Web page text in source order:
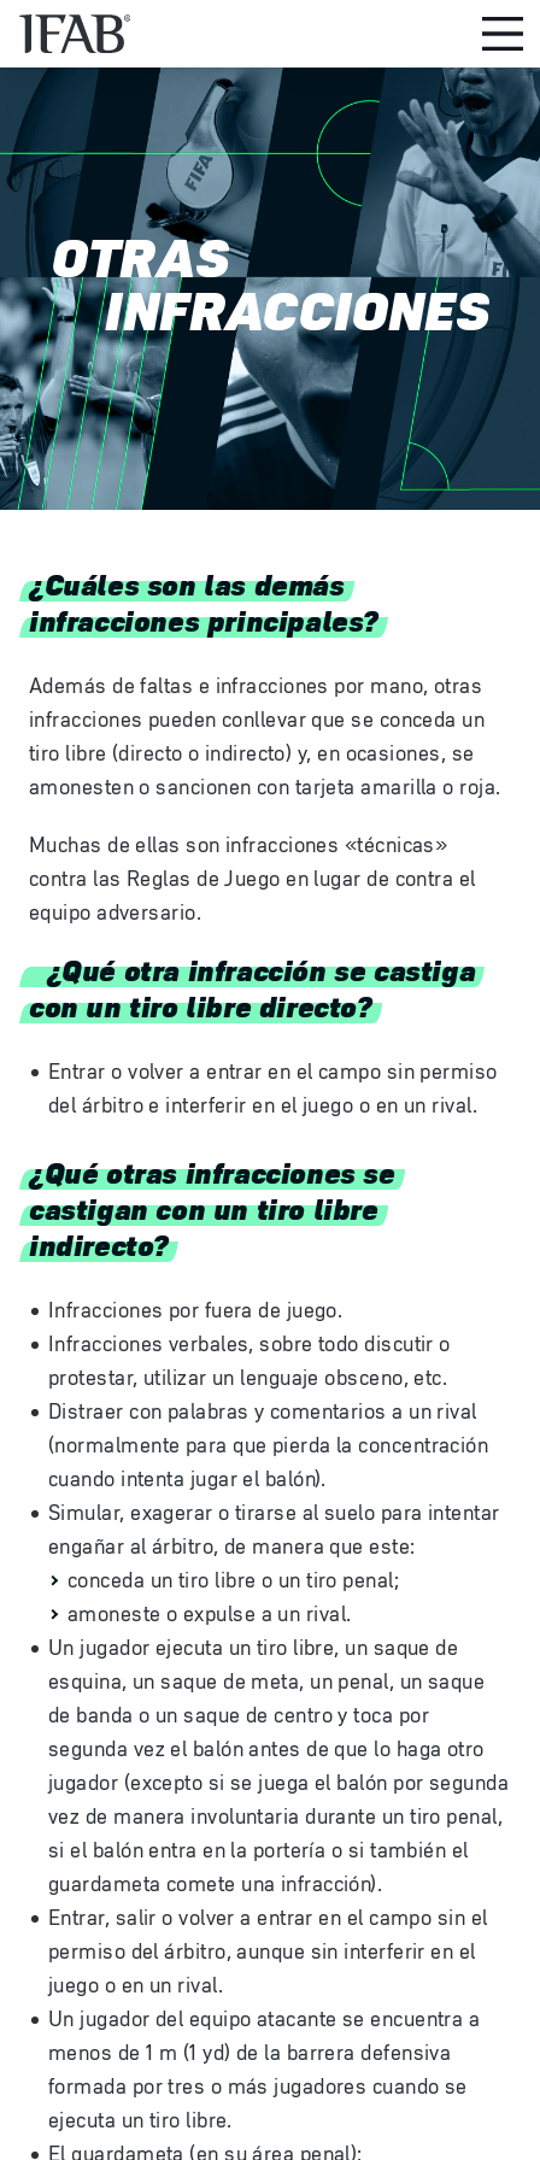
OTRAS
INFRACCIONES
¿Cuáles son las demás
infracciones principales?
Además de faltas e infracciones por mano, otras
infracciones pueden conllevar que se conceda un
tiro libre (directo o indirecto) y, en ocasiones, se
amonesten o sancionen con tarjeta amarilla o roja.
Muchas de ellas son infracciones «técnicas»
contra las Reglas de Juego en lugar de contra el
equipo adversario.
¿Qué otra infracción se castiga
con un tiro libre directo?
Entrar o volver a entrar en el campo sin permiso
del árbitro e interferir en el juego o en un rival.
¿Qué otras infracciones se
castigan con un tiro libre
indirecto?
Infracciones por fuera de juego.
Infracciones verbales, sobre todo discutir o
protestar, utilizar un lenguaje obsceno, etc.
Distraer con palabras y comentarios a un rival
(normalmente para que pierda la concentración
cuando intenta jugar el balón).
Simular, exagerar o tirarse al suelo para intentar
engañar al árbitro, de manera que este:
conceda un tiro libre o un tiro penal;
amoneste o expulse a un rival.
Un jugador ejecuta un tiro libre, un saque de
esquina, un saque de meta, un penal, un saque
de banda o un saque de centro y toca por
segunda vez el balón antes de que lo haga otro
jugador (excepto si se juega el balón por segunda
vez de manera involuntaria durante un tiro penal,
si el balón entra en la portería o si también el
guardameta comete una infracción).
Entrar, salir o volver a entrar en el campo sin el
permiso del árbitro, aunque sin interferir en el
juego o en un rival.
Un jugador del equipo atacante se encuentra a
menos de 1 m (1 yd) de la barrera defensiva
formada por tres o más jugadores cuando se
ejecuta un tiro libre.
El guardameta (en su área penal):